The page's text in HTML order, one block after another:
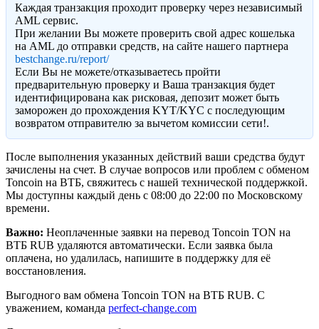
Каждая транзакция проходит проверку через независимый
AML сервис.
При желании Вы можете проверить свой адрес кошелька
на AML до отправки средств, на сайте нашего партнера
bestchange.ru/report/
Eсли Вы не можете/отказываетесь пройти
предварительную проверку и Ваша транзакция будет
идентифицирована как рисковая, депозит может быть
заморожен до прохождения KYT/KYC с последующим
возвратом отправителю за вычетом комиссии сети!.
После выполнения указанных действий ваши средства будут
зачислены на счет. В случае вопросов или проблем с обменом
Toncoin на ВТБ, свяжитесь с нашей технической поддержкой.
Мы доступны каждый день с 08:00 до 22:00 по Московскому
времени.
Важно: Неоплаченные заявки на перевод Toncoin TON на
ВТБ RUB удаляются автоматически. Если заявка была
оплачена, но удалилась, напишите в поддержку для её
восстановления.
Выгодного вам обмена Toncoin TON на ВТБ RUB. С
уважением, команда perfect-change.com